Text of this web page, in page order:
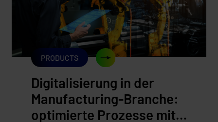
PRODUCTS
Digitalisierung in der
Manufacturing-Branche:
optimierte Prozesse mit